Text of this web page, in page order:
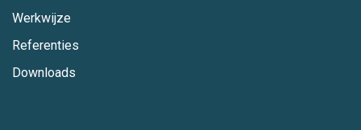
Werkwijze
Referenties
Downloads